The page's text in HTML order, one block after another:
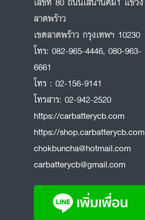
ลาดพร้าว
เขตลาดพร้าว กรุงเทพฯ 10230
โทร: 082-965-4446, 080-963-
6661
โทร : 02-156-9141
โทรสาร: 02-942-2520
https://carbatterycb.com
https://shop.carbatterycb.com
chokbuncha@hotmail.com
carbatterycb@gmail.com